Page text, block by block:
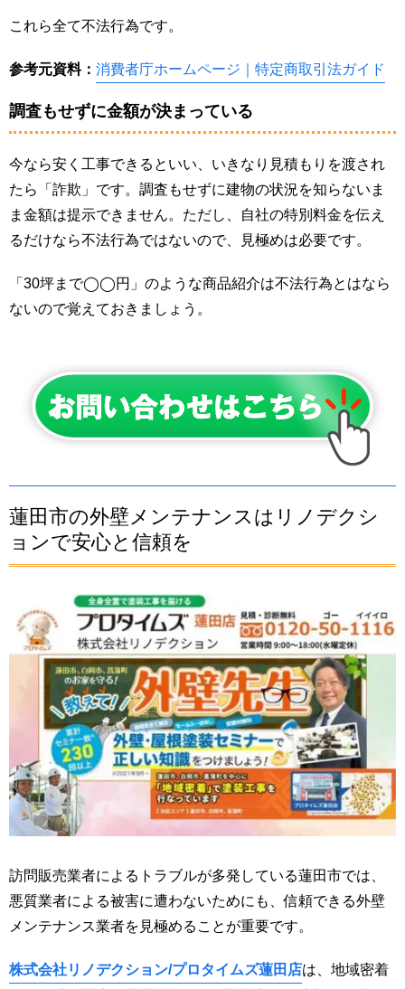
これら全て不法行為です。
参考元資料： 消費者庁ホームページ｜特定商取引法ガイド
調査もせずに金額が決まっている
今なら安く工事できるといい、いきなり見積もりを渡され
たら「詐欺」です。調査もせずに建物の状況を知らないま
ま金額は提示できません。ただし、自社の特別料金を伝え
るだけなら不法行為ではないので、見極めは必要です。
「30坪まで◯◯円」のような商品紹介は不法行為とはなら
ないので覚えておきましょう。
蓮田市の外壁メンテナンスはリノデクシ
ョンで安心と信頼を
訪問販売業者によるトラブルが多発している蓮田市では、
悪質業者による被害に遭わないためにも、信頼できる外壁
メンテナンス業者を見極めることが重要です。
株式会社リノデクション/プロタイムズ蓮田店は、地域密着